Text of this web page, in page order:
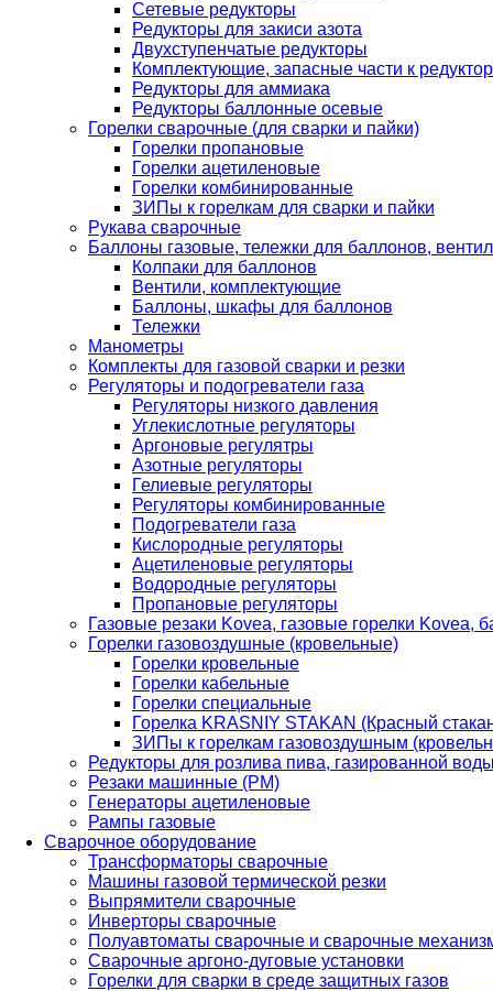
Сетевые редукторы
Редукторы для закиси азота
Двухступенчатые редукторы
Комплектующие, запасные части к
Редукторы для аммиака
Редукторы баллонные осевые
Горелки сварочные (для сварки и пайки)
Горелки пропановые
Горелки ацетиленовые
Горелки комбинированные
ЗИПы к горелкам для сварки и пайки
Рукава сварочные
Баллоны газовые, тележки для баллонов,
Колпаки для баллонов
Вентили, комплектующие
Баллоны, шкафы для баллонов
Тележки
Манометры
Комплекты для газовой сварки и резки
Регуляторы и подогреватели газа
Регуляторы низкого давления
Углекислотные регуляторы
Аргоновые регулятры
Азотные регуляторы
Гелиевые регуляторы
Регуляторы комбинированные
Подогреватели газа
Кислородные регуляторы
Ацетиленовые регуляторы
Водородные регуляторы
Пропановые регуляторы
Газовые резаки Kovea, газовые горелки Kovea,
Горелки газовоздушные (кровельные)
Горелки кровельные
Горелки кабельные
Горелки специальные
Горелка KRASNIY STAKAN (Красный
ЗИПы к горелкам газовоздушным
Редукторы для розлива пива, газированной
Резаки машинные (РМ)
Генераторы ацетиленовые
Рампы газовые
Сварочное оборудование
Трансформаторы сварочные
Машины газовой термической резки
Выпрямители сварочные
Инверторы сварочные
Полуавтоматы сварочные и сварочные
Сварочные аргоно-дуговые установки
Горелки для сварки в среде защитных газов